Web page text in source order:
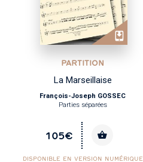
PARTITION
La Marseillaise
François-Joseph GOSSEC
Parties séparées
105€
DISPONIBLE EN VERSION NUMÉRIQUE